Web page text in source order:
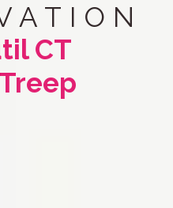
CT